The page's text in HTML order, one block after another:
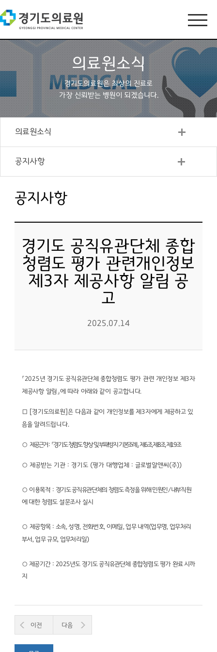
의료원소식
경기도의료원은 최상의 진료로
가장 신뢰받는 병원이 되겠습니다.
의료원소식
공지사항
공지사항
경기도 공직유관단체 종합
청렴도 평가 관련개인정보
제3자 제공사항 알림 공
고
2025.07.14
「 2025년 경기도 공직유관단체 종합청렴도 평가 관련 개인정보 제 3자
제공사항 알림」에 따라 아래와 같이 공고합니다.
□ 경기도의료원 ]은 다음과 같이 개인정보를 제 3자에게 제공하고 있
음을 알려드립니다.
○ 제공근거 : 「경기도 청렴도 향상 및 부패방지 기본조례」 제 6조,제 8조,제19조
○ 제공받는 기관 : 경기도 (평가 대행업체 : 글로벌알앤씨 (주))
○ 이용목적 : 경기도 공직유관단체의 청렴도 측정을 위해 민원인/내부직원
에 대한 청렴도 설문조사 실시
○ 제공항목 :소속,성명, 전화번호, 이메일, 업무 내역(업무명, 업무처리
부서, 업무 규모, 업무처리일)
○ 제공기간 :2025년도 경기도 공직유관단체 종합청렴도 평가 완료 시까
지
이전 다음